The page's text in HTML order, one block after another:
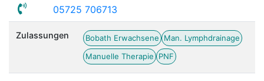
05725 706713
Zulassungen Bobath Erwachsene
Man. Lymphdrainage
Manuelle Therapie
PNF